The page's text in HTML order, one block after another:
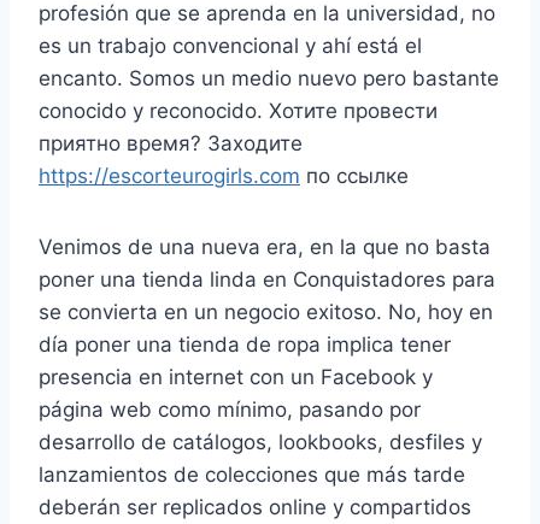
profesión que se aprenda en la universidad, no
es un trabajo convencional y ahí está el
encanto. Somos un medio nuevo pero bastante
conocido y reconocido. Хотите провести
приятно время? Заходите
https://escorteurogirls.com по ссылке
Venimos de una nueva era, en la que no basta
poner una tienda linda en Conquistadores para
se convierta en un negocio exitoso. No, hoy en
día poner una tienda de ropa implica tener
presencia en internet con un Facebook y
página web como mínimo, pasando por
desarrollo de catálogos, lookbooks, desfiles y
lanzamientos de colecciones que más tarde
deberán ser replicados online y compartidos